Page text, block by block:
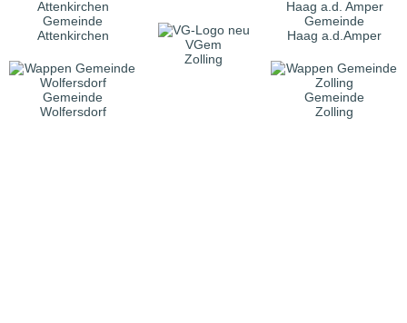
Gemeinde
Attenkirchen
VGem
Zolling
Gemeinde
Haag a.d.Amper
Gemeinde
Wolfersdorf
Gemeinde
Zolling